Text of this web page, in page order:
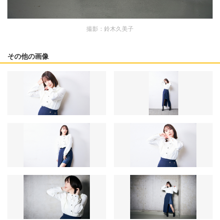
撮影：鈴木久美子
その他の画像